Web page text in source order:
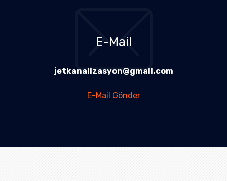
E-Mail
jetkanalizasyon@gmail.com
E-Mail Gönder